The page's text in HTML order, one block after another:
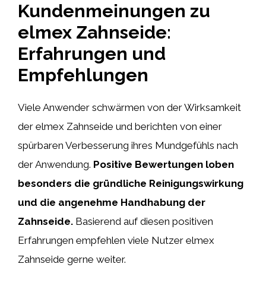
Kundenmeinungen zu
elmex Zahnseide:
Erfahrungen und
Empfehlungen
Viele Anwender schwärmen von der Wirksamkeit
der elmex Zahnseide und berichten von einer
spürbaren Verbesserung ihres Mundgefühls nach
der Anwendung. Positive Bewertungen loben
besonders die gründliche Reinigungswirkung
und die angenehme Handhabung der
Zahnseide. Basierend auf diesen positiven
Erfahrungen empfehlen viele Nutzer elmex
Zahnseide gerne weiter.